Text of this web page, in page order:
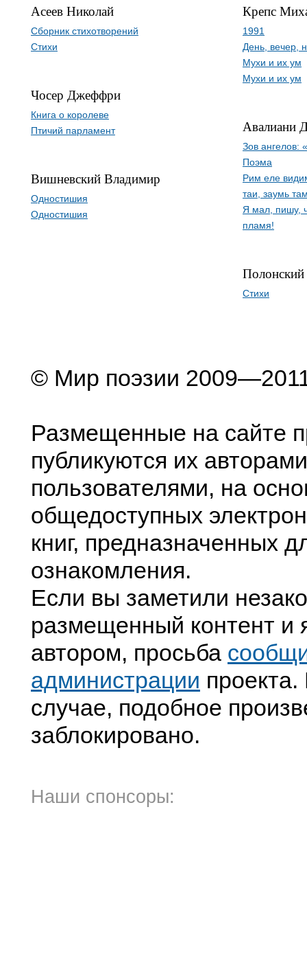
Асеев Николай
Сборник стихотворений
Стихи
Чосер Джеффри
Книга о королеве
Птичий парламент
Вишневский Владимир
Одностишия
Одностишия
Крепс
1991
День, вечер,
Мухи и их ум
Мухи и их ум
Авалиани
Зов ангелов:
Поэма
Рим еле
таи, заумь
Я мал, пишу,
пламя!
Полонский
Стихи
© Мир поэзии
Размещенные на сайте
публикуются их
пользователями, на
общедоступных
книг, предназначенных
ознакомления.
Если вы заметили
размещенный контент и
автором, просьба
администрации
случае, подобное
заблокировано.
Наши спонсоры: